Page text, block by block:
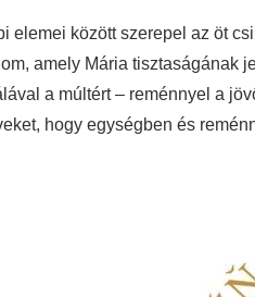
elemei között szerepel az öt
amely Mária tisztaságának
a múltért – reménnyel a
hogy egységben és